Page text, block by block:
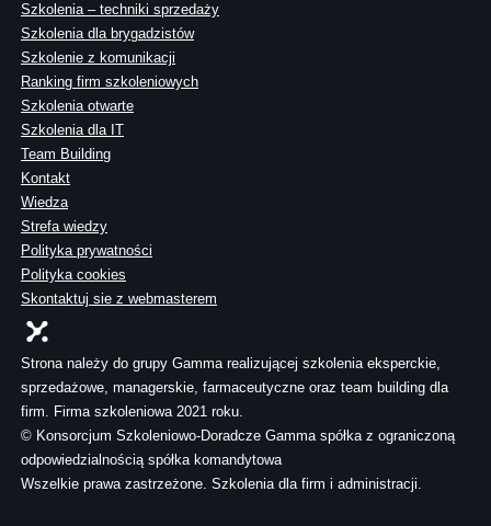
Szkolenia – techniki sprzedaży
Szkolenia dla brygadzistów
Szkolenie z komunikacji
Ranking firm szkoleniowych
Szkolenia otwarte
Szkolenia dla IT
Team Building
Kontakt
Wiedza
Strefa wiedzy
Polityka prywatności
Polityka cookies
Skontaktuj sie z webmasterem
Strona należy do grupy Gamma realizującej szkolenia eksperckie,
sprzedażowe, managerskie, farmaceutyczne oraz team building dla
firm. Firma szkoleniowa 2021 roku.
© Konsorcjum Szkoleniowo-Doradcze Gamma spółka z ograniczoną
odpowiedzialnością spółka komandytowa
Wszelkie prawa zastrzeżone. Szkolenia dla firm i administracji.